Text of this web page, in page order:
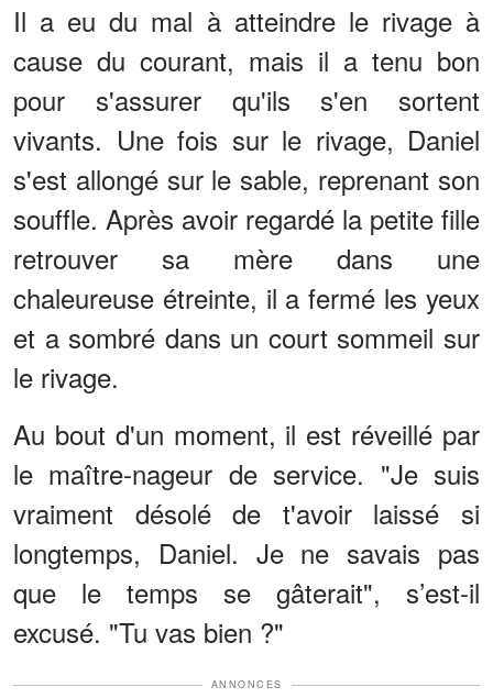
Il a eu du mal à atteindre le rivage à
cause du courant, mais il a tenu bon
pour s'assurer qu'ils s'en sortent
vivants. Une fois sur le rivage, Daniel
s'est allongé sur le sable, reprenant son
souffle. Après avoir regardé la petite fille
retrouver sa mère dans une
chaleureuse étreinte, il a fermé les yeux
et a sombré dans un court sommeil sur
le rivage.
Au bout d'un moment, il est réveillé par
le maître-nageur de service. "Je suis
vraiment désolé de t'avoir laissé si
longtemps, Daniel. Je ne savais pas
que le temps se gâterait", s’est-il
excusé. "Tu vas bien ?"
ANNONCES